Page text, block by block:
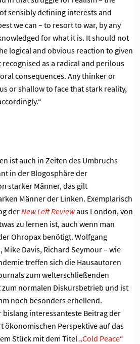
sensibly defining interests and
we can – to resort to war, by any
for what it is. It should not
logical and obvious reaction to given
as a radical and perilous
consequences. Any thinker or
or shallow to face that stark reality,
ist auch in Zeiten des Umbruchs
in der Blogosphäre der
starker Männer, das gilt
Männer der Linken. Exemplarisch
derNew Left Reviewaus London, von
zu lernen ist, auch wenn man
Ohropax benötigt. Wolfgang
Mike Davis, Richard Seymour – wie
treffen sich die Hausautoren
zum welterschließenden
normalen Diskursbetrieb und ist
noch besonders erhellend.
bislang interessanteste Beitrag der
ökonomischen Perspektive auf das
Stück mit dem Titel „Cold Peace“